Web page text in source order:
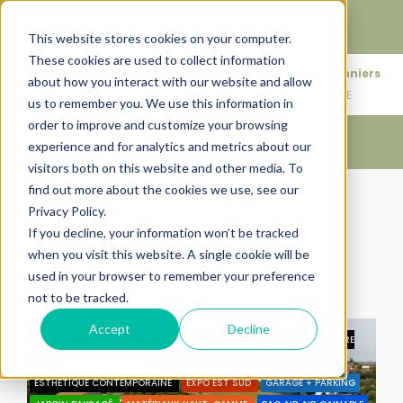
This website stores cookies on your computer.
These cookies are used to collect information
about how you interact with our website and allow
us to remember you. We use this information in
order to improve and customize your browsing
experience and for analytics and metrics about our
visitors both on this website and other media. To
find out more about the cookies we use, see our
Privacy Policy.
If you decline, your information won’t be tracked
when you visit this website. A single cookie will be
used in your browser to remember your preference
not to be tracked.
Accept Decline
patrimoine.
76 rue des Amidonniers
31000 TOULOUSE
Accueil Poële à bois
Poële à bois
3 Propriétés
Trier par: Ordre par défaut
BY URBANHOUSE360.COM 31460
CENTRE
ESTHÉTIQUE CONTEMPORAINE
EXPO EST SUD
GARAGE + PARKING